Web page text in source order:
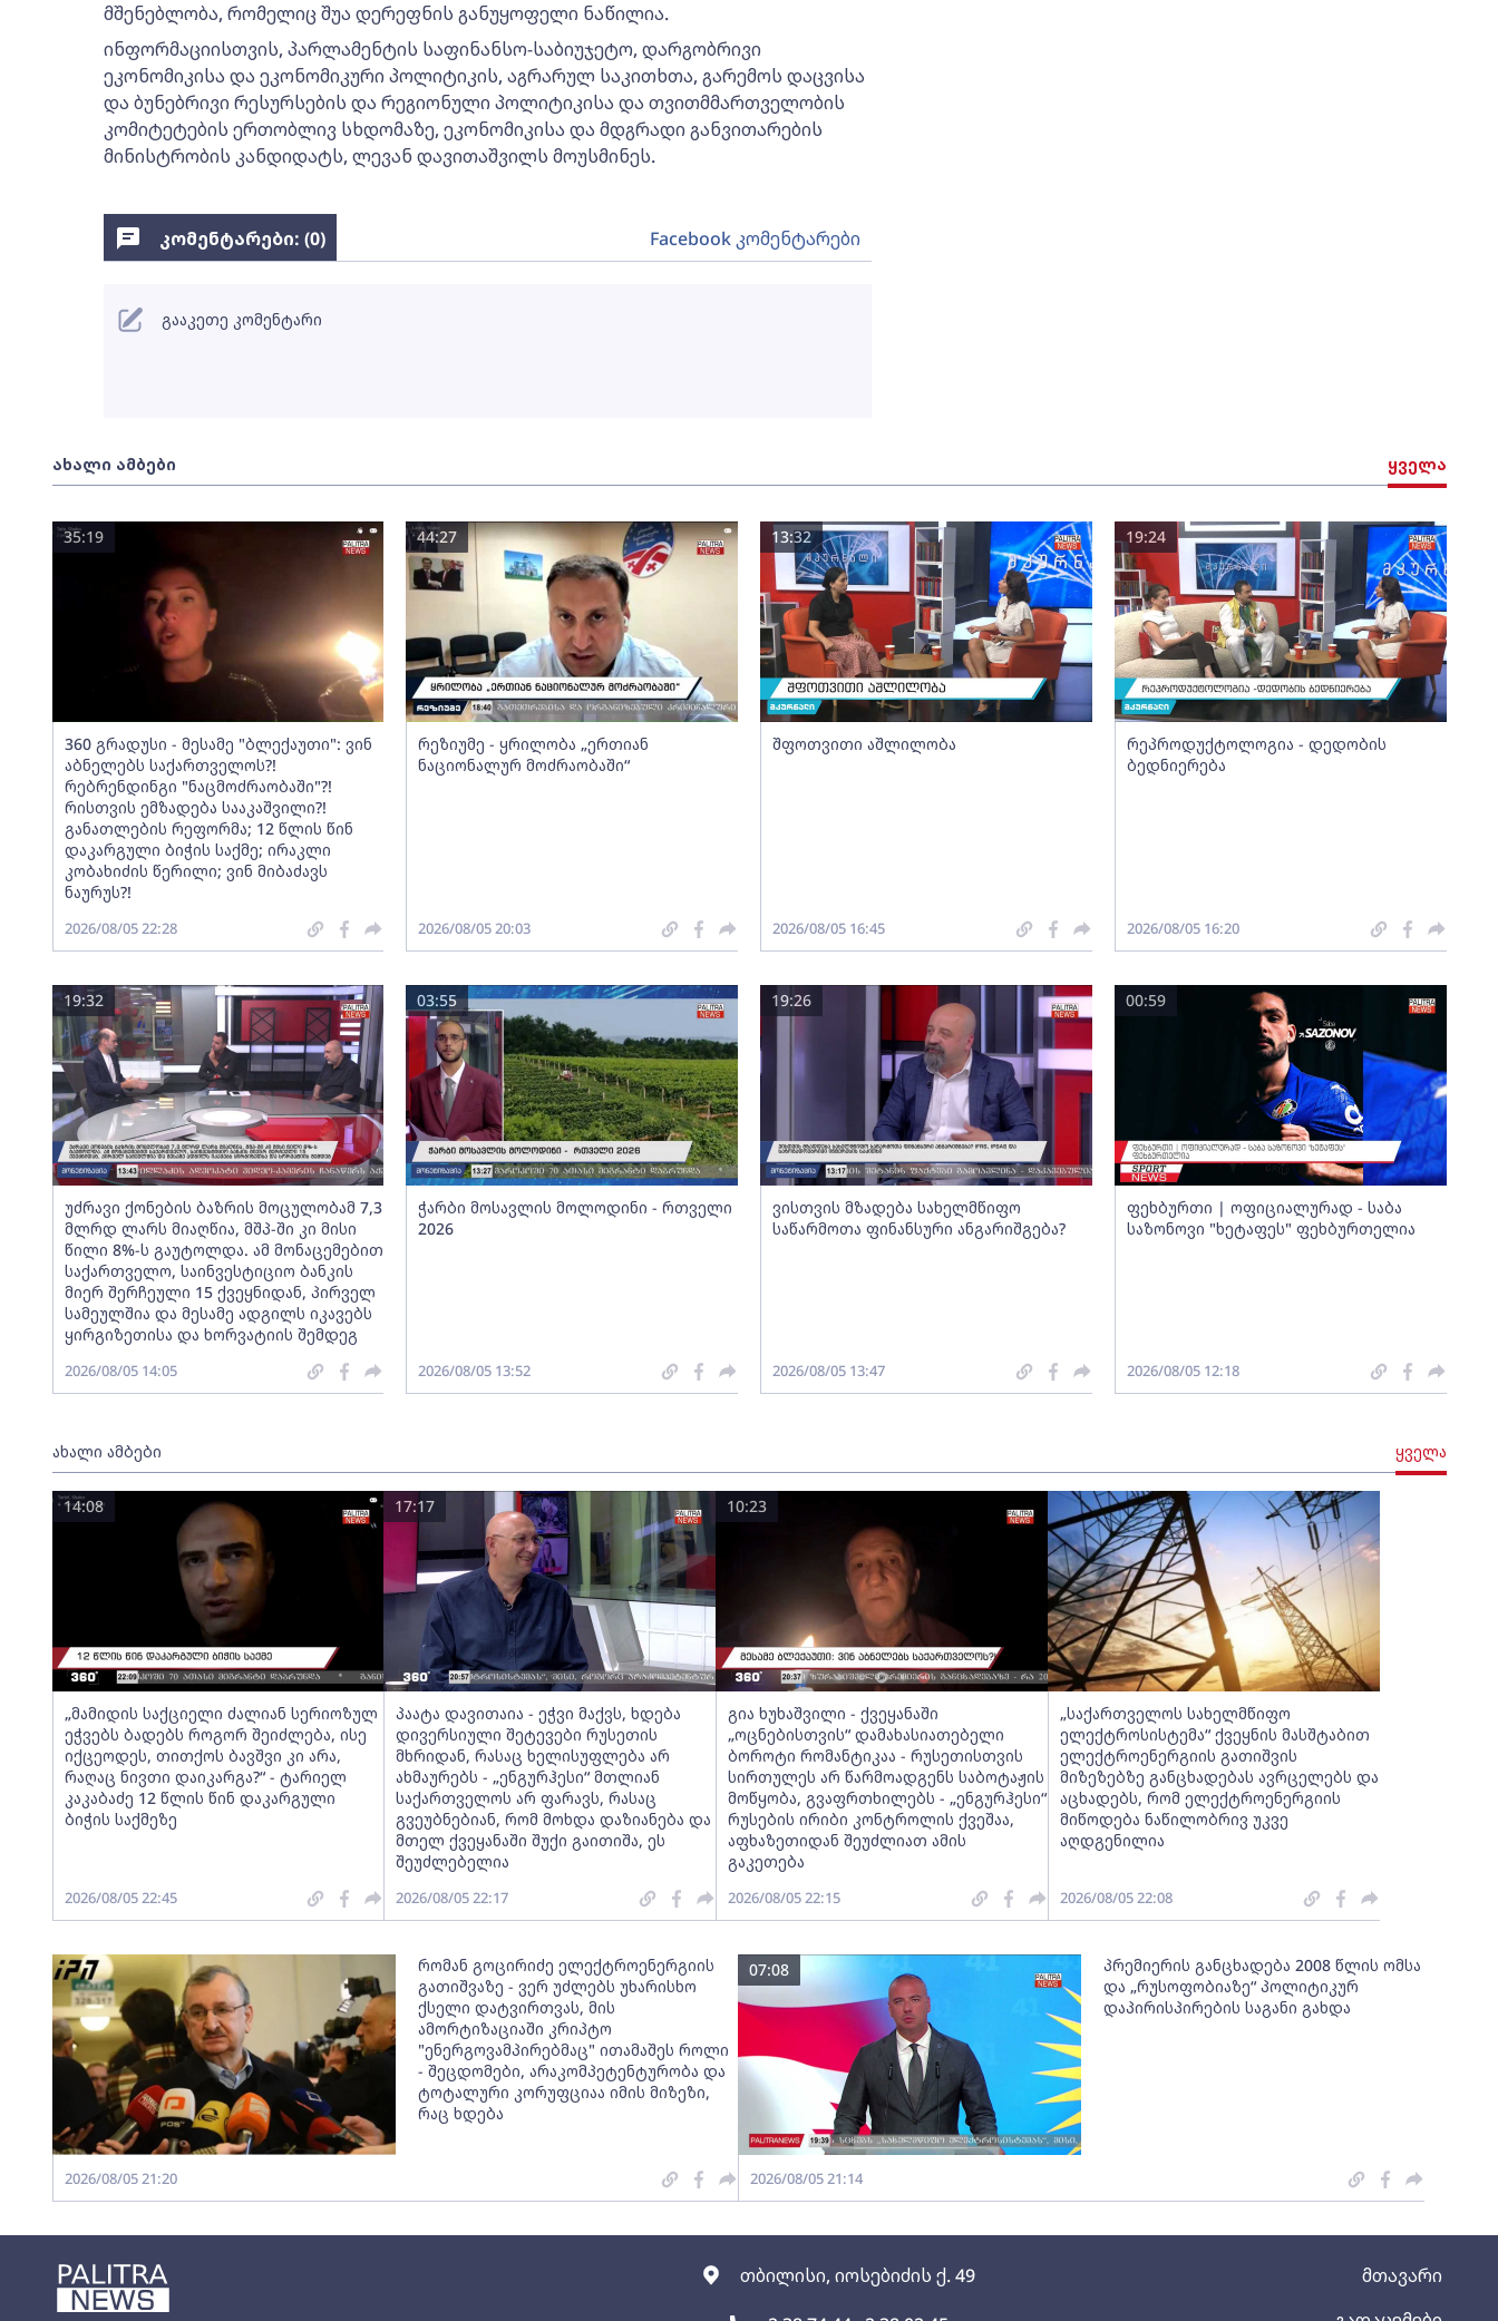
თბილისი, იოსებიძის ქ. 49
მთავარი
მშენებლობა, რომელიც შუა დერეფნის განუყოფელი ნაწილია.
ინფორმაციისთვის, პარლამენტის საფინანსო-საბიუჯეტო, დარგობრივი
ეკონომიკისა და ეკონომიკური პოლიტიკის, აგრარულ საკითხთა, გარემოს დაცვისა
და ბუნებრივი რესურსების და რეგიონული პოლიტიკისა და თვითმმართველობის
კომიტეტების ერთობლივ სხდომაზე, ეკონომიკისა და მდგრადი განვითარების
მინისტრობის კანდიდატს, ლევან დავითაშვილს მოუსმინეს.
ახალი ამბები ყველა
360 გრადუსი - მესამე "ბლექაუთი": ვინ
აბნელებს საქართველოს?!
რებრენდინგი "ნაცმოძრაობაში"?!
რისთვის ემზადება სააკაშვილი?!
განათლების რეფორმა; 12 წლის წინ
დაკარგული ბიჭის საქმე; ირაკლი
კობახიძის წერილი; ვინ მიბაძავს
ნაურუს?!
35:19
2026/08/05 22:28
რეზიუმე - ყრილობა „ერთიან
ნაციონალურ მოძრაობაში“
44:27
2026/08/05 20:03
შფოთვითი აშლილობა
13:32
2026/08/05 16:45
რეპროდუქტოლოგია - დედობის
ბედნიერება
19:24
2026/08/05 16:20
უძრავი ქონების ბაზრის მოცულობამ 7,3
მლრდ ლარს მიაღწია, მშპ-ში კი მისი
წილი 8%-ს გაუტოლდა. ამ მონაცემებით
საქართველო, საინვესტიციო ბანკის
მიერ შერჩეული 15 ქვეყნიდან, პირველ
სამეულშია და მესამე ადგილს იკავებს
ყირგიზეთისა და ხორვატიის შემდეგ
19:32
2026/08/05 14:05
ჭარბი მოსავლის მოლოდინი - რთველი
2026
03:55
2026/08/05 13:52
ვისთვის მზადება სახელმწიფო
საწარმოთა ფინანსური ანგარიშგება?
19:26
2026/08/05 13:47
ფეხბურთი | ოფიციალურად - საბა
საზონოვი "ხეტაფეს" ფეხბურთელია
00:59
2026/08/05 12:18
ახალი ამბები ყველა
„მამიდის საქციელი ძალიან სერიოზულ
ეჭვებს ბადებს როგორ შეიძლება, ისე
იქცეოდეს, თითქოს ბავშვი კი არა,
რაღაც ნივთი დაიკარგა?“ - ტარიელ
კაკაბაძე 12 წლის წინ დაკარგული
ბიჭის საქმეზე
14:08
2026/08/05 22:45
პაატა დავითაია - ეჭვი მაქვს, ხდება
დივერსიული შეტევები რუსეთის
მხრიდან, რასაც ხელისუფლება არ
ახმაურებს - „ენგურჰესი“ მთლიან
საქართველოს არ ფარავს, რასაც
გვეუბნებიან, რომ მოხდა დაზიანება და
მთელ ქვეყანაში შუქი გაითიშა, ეს
შეუძლებელია
17:17
2026/08/05 22:17
გია ხუხაშვილი - ქვეყანაში
„ოცნებისთვის“ დამახასიათებელი
ბოროტი რომანტიკაა - რუსეთისთვის
სირთულეს არ წარმოადგენს საბოტაჟის
მოწყობა, გვაფრთხილებს - „ენგურჰესი“
რუსების ირიბი კონტროლის ქვეშაა,
აფხაზეთიდან შეუძლიათ ამის
გაკეთება
10:23
2026/08/05 22:15
„საქართველოს სახელმწიფო
ელექტროსისტემა“ ქვეყნის მასშტაბით
ელექტროენერგიის გათიშვის
მიზეზებზე განცხადებას ავრცელებს და
აცხადებს, რომ ელექტროენერგიის
მიწოდება ნაწილობრივ უკვე
აღდგენილია
2026/08/05 22:08
რომან გოცირიძე ელექტროენერგიის
გათიშვაზე - ვერ უძლებს უხარისხო
ქსელი დატვირთვას, მის
ამორტიზაციაში კრიპტო
"ენერგოვამპირებმაც" ითამაშეს როლი
- შეცდომები, არაკომპეტენტურობა და
ტოტალური კორუფციაა იმის მიზეზი,
რაც ხდება
2026/08/05 21:20
პრემიერის განცხადება 2008 წლის ომსა
და „რუსოფობიაზე“ პოლიტიკურ
დაპირისპირების საგანი გახდა
07:08
2026/08/05 21:14
კომენტარები: (0) Facebook კომენტარები
გააკეთე კომენტარი